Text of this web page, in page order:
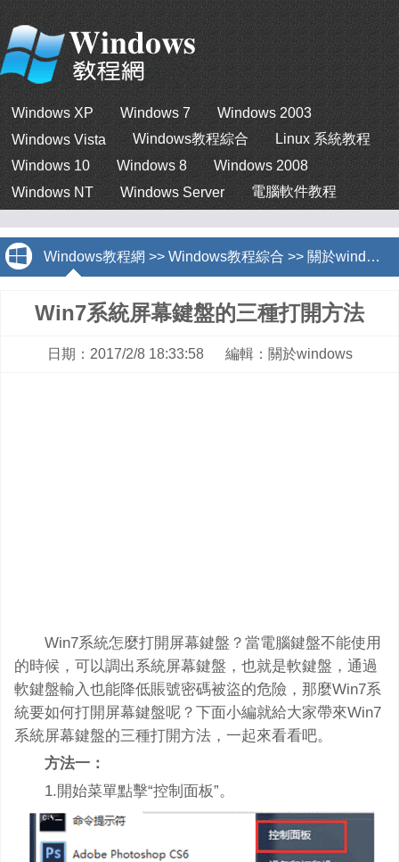
Windows XP Windows 7
Windows 2003
Windows Vista
Windows教程綜合
Linux 系統教程
Windows 10
Windows 8
Windows 2008
Windows NT
Windows Server 電腦軟件教程
Windows教程網 >> Windows教程綜合 >> 關於windows
Win7系統屏幕鍵盤的三種打開方法
日期：2017/2/8 18:33:58 編輯：關於windows
Win7系統怎麼打開屏幕鍵盤？當電腦鍵盤不能使用
的時候，可以調出系統屏幕鍵盤，也就是軟鍵盤，通過
軟鍵盤輸入也能降低賬號密碼被盜的危險，那麼Win7系
統要如何打開屏幕鍵盤呢？下面小編就給大家帶來Win7
系統屏幕鍵盤的三種打開方法，一起來看看吧。
方法一：
1.開始菜單點擊“控制面板”。